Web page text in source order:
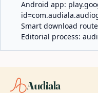
Android app:
Smart download
Editorial process:
Audiala